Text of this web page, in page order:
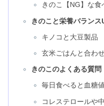
きのこ【NG】な
きのこと栄養バラン
キノコと大豆製品
玄米ごはんと合わ
きのこのよくある質問
毎日食べると血糖
コレステロールや